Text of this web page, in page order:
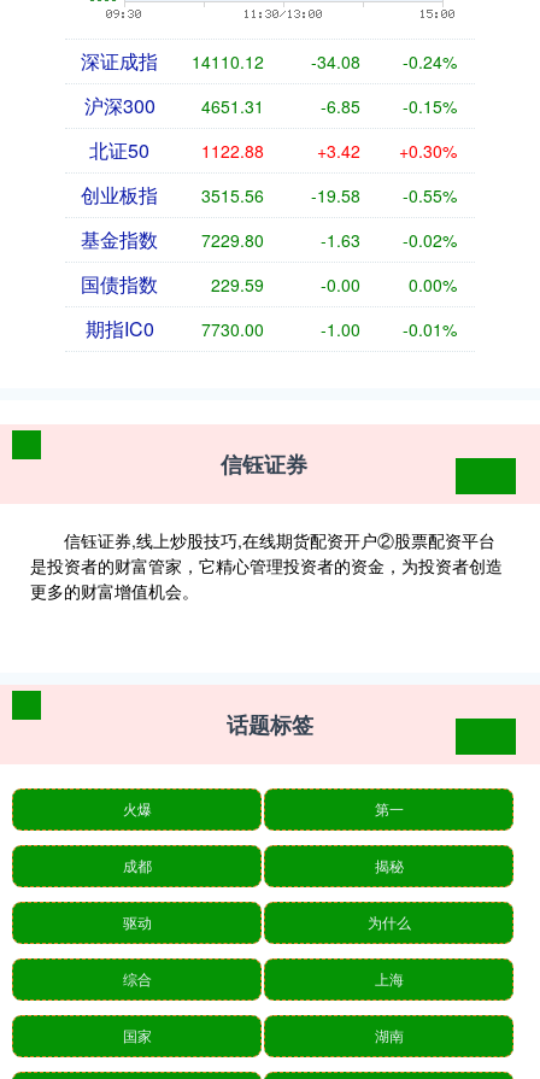
深证成指 14110.12 -34.08 -0.24%
沪深300 4651.31 -6.85 -0.15%
北证50 1122.88 +3.42 +0.30%
创业板指 3515.56 -19.58 -0.55%
基金指数 7229.80 -1.63 -0.02%
国债指数 229.59 -0.00 0.00%
期指IC0 7730.00 -1.00 -0.01%
信钰证券
信钰证券,线上炒股技巧,在线期货配资开户②股票配资平台
是投资者的财富管家，它精心管理投资者的资金，为投资者创造
更多的财富增值机会。
话题标签
火爆 第一
成都 揭秘
驱动 为什么
综合 上海
国家 湖南